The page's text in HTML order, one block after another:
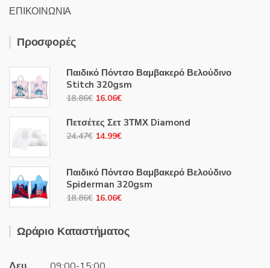
ΕΠΙΚΟΙΝΩΝΙΑ
Προσφορές
Παιδικό Πόντσο Βαμβακερό Βελούδινο
Stitch 320gsm
18.86€ Original
was:
18.86€.
16.06€Η
τιμή
είναι:
Πετσέτες Σετ 3ΤΜΧ Diamond
24.47€ Original
24.47€.
14.99€Η
είναι:
14.99€.
Παιδικό Πόντσο Βαμβακερό Βελούδινο
Spiderman 320gsm
18.86€ Original
was:
18.86€.
16.06€Η
τιμή
είναι:
Ωράριο Καταστήματος